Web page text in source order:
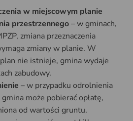
w miejscowym planie
przestrzennego– w gminach,
zmiana przeznaczenia
zmiany w planie. W
nie istnieje, gmina wydaje
zabudowy.
– w przypadku odrolnienia
może pobierać opłatę,
od wartości gruntu.